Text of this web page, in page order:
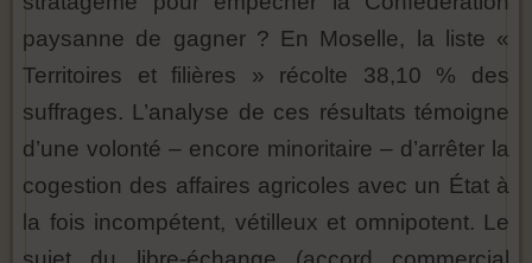
paysanne de gagner ? En Moselle, la liste «
Territoires et filières » récolte 38,10 % des
suffrages. L’analyse de ces résultats témoigne
d’une volonté – encore minoritaire – d’arrêter la
cogestion des affaires agricoles avec un État à
la fois incompétent, vétilleux et omnipotent. Le